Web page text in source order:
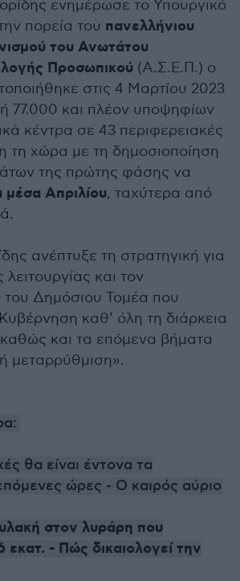
ενημέρωσε το Υπουργικό
πορεία του πανελλήνιου
του Ανωτάτου
Προσωπικού (Α.Σ.Ε.Π.) ο
στις 4 Μαρτίου 2023
77.000 και πλέον υποψηφίων
κέντρα σε 43 περιφερειακές
τη χώρα με τη δημοσιοποίηση
της πρώτης φάσης να
μέσα Απριλίου, ταχύτερα από
ανέπτυξε τη στρατηγική για
και τον
του Δημόσιου Τομέα που
καθ’ όλη τη διάρκεια
καθώς και τα επόμενα βήματα
μεταρρύθμιση».
θα είναι έντονα τα
ώρες - Ο καιρός αύριο
στον λυράρη που
εκατ. - Πώς δικαιολογεί την